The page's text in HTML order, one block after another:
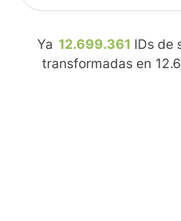
Ya 12.699.361 IDs de
transformadas en